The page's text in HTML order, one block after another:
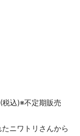
税込)※不定期販売
ニワトリさんから